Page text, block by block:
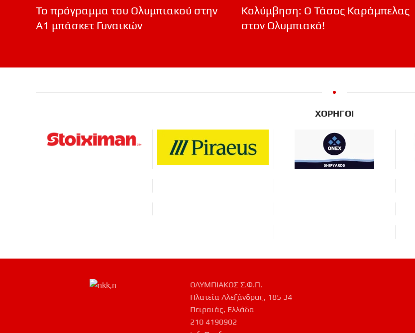
Το πρόγραμμα του Ολυμπιακού στην
Α1 μπάσκετ Γυναικών
Κολύμβηση: Ο Τάσος Καράμπελας
στον Ολυμπιακό!
ΧΟΡΗΓΟΙ
ΟΛΥΜΠΙΑΚΟΣ Σ.Φ.Π.
Πλατεία Αλεξάνδρας, 185 34
Πειραιάς, Ελλάδα
210 4190902